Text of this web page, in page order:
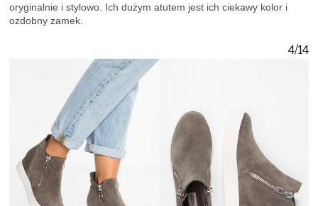
oryginalnie i stylowo. Ich dużym atutem jest ich ciekawy kolor i
ozdobny zamek.
4/14